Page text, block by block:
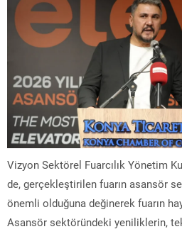
Vizyon Sektörel Fuarcılık Yönetim
de, gerçekleştirilen fuarın asansör
önemli olduğuna değinerek fuarın
Asansör sektöründeki yeniliklerin,